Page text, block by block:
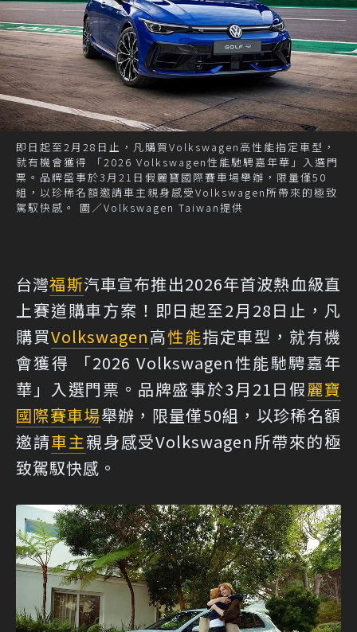
即日起至2月28日止，凡購買Volkswagen高性能指定車型，
就有機會獲得 「2026 Volkswagen性能馳騁嘉年華」入選門
票。品牌盛事於3月21日假麗寶國際賽車場舉辦，限量僅50
組，以珍稀名額邀請車主親身感受Volkswagen所帶來的極致
駕馭快感。 圖／Volkswagen Taiwan提供
台灣福斯汽車宣布推出2026年首波熱血級直
上賽道購車方案！即日起至2月28日止，凡
購買Volkswagen高性能指定車型，就有機
會獲得 「2026 Volkswagen性能馳騁嘉年
華」入選門票。品牌盛事於3月21日假麗寶
國際賽車場舉辦，限量僅50組，以珍稀名額
邀請車主親身感受Volkswagen所帶來的極
致駕馭快感。